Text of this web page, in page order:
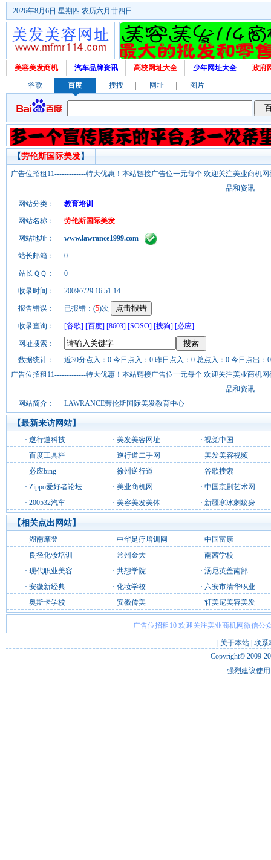
2026年8月6日 星期四 农历六月廿四日
美容美发商机 汽车品牌资讯 高校网址大全 少年网址大全 政府
谷歌 百度 搜搜 网址 图片
【劳伦斯国际美发】
广告位招租11-------------特大优惠！本站链接广告位一元每个 欢迎关注美业商机
品和资讯
网站分类：
教育培训
网站名称：
劳伦斯国际美发
网站地址： www.lawrance1999.com -
站长邮箱： 0
站长ＱＱ： 0
收录时间： 2009/7/29 16:51:14
报告错误： 已报错：(5)次
收录查询： [谷歌] [百度] [8603] [SOSO] [搜狗] [必应]
网址搜索：
数据统计：
近30分点入：0 今日点入：0 昨日点入：0 总点入：0 今日点出：
广告位招租11-------------特大优惠！本站链接广告位一元每个 欢迎关注美业商机
品和资讯
网站简介：
LAWRANCE劳伦斯国际美发教育中心
【最新来访网站】
· 逆行道科技 · 美发美容网址 · 视觉中国
· 百度工具栏 · 逆行道二手网 · 美发美容视频
· 必应bing · 徐州逆行道 · 谷歌搜索
· Zippo爱好者论坛 · 美业商机网 · 中国京剧艺术网
· 200532汽车 · 美容美发美体 · 新疆寒冰刺纹身
【相关点出网站】
· 湖南摩登 · 中华足疗培训网 · 中国富康
· 良径化妆培训 · 常州金大 · 南茜学校
· 现代职业美容 · 共想学院 · 汤尼英盖南部
· 安徽新经典 · 化妆学校 · 六安市清华职业
· 奥斯卡学校 · 安徽传美 · 轩美尼美容美发
广告位招租10 欢迎关注美业商机网微信公
关于本站 联系
Copyright© 2009-
强烈建议使